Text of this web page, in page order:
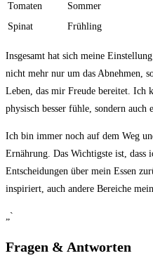
Tomaten
Sommer
Spinat
Frühling
Insgesamt hat sich meine
nicht mehr nur um das Abnehmen,
Leben,⁤ das mir Freude bereitet. Ich
physisch besser fühle, sondern auch
Ich bin immer noch auf dem Weg
Ernährung. Das Wichtigste ist, dass
Entscheidungen über mein Essen
inspiriert, auch andere Bereiche
„`
Fragen & ⁢Antworten